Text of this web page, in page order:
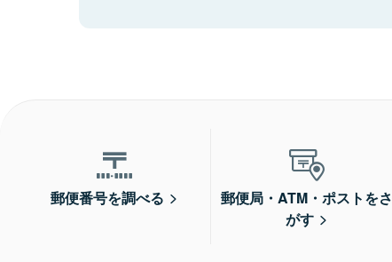
郵便番号を調べる
郵便局・ATM・ポストをさ
がす